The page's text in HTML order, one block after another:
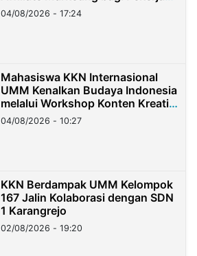
Migran Indonesia di Taiwan
04/08/2026 - 17:24
Mahasiswa KKN Internasional
UMM Kenalkan Budaya Indonesia
melalui Workshop Konten Kreatif
di Taiwan
04/08/2026 - 10:27
KKN Berdampak UMM Kelompok
167 Jalin Kolaborasi dengan SDN
1 Karangrejo
02/08/2026 - 19:20